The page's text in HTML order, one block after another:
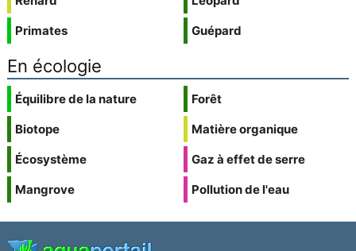
Primates
Guépard
En écologie
Équilibre de la nature
Biotope
Écosystème
Mangrove
Forêt
Matière organique
Gaz à effet de serre
Pollution de l'eau